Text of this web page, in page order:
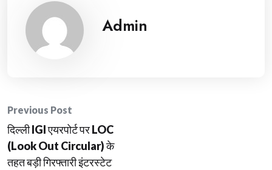
Admin
Post
navigation
Previous Post
दिल्ली IGI एयरपोर्ट पर LOC
(Look Out Circular) के
तहत बड़ी गिरफ्तारी इंटरस्टेट